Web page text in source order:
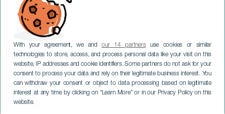
With your agreement, we andour 14 partnersuse cookies or similar
technologies to store, access, and process personal data like your visit on this
website, IP addresses and cookie identifiers. Some partners do not ask for your
consent to process your data and rely on their legitimate business interest. You
can withdraw your consent or object to data processing based on legitimate
interest at any time by clicking on “Learn More” or in our Privacy Policy on this
website.
Kanári-szigeteki olimpiai
vitorlás hét
GRAN CANARIA